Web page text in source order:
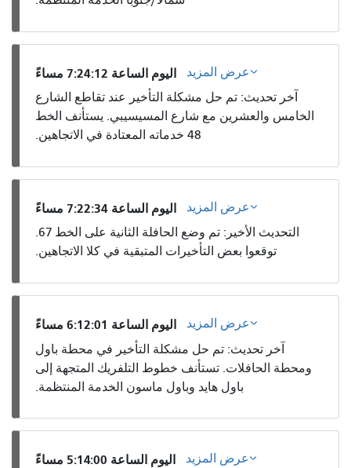
اليوم الساعة 7:24:12 مساءً
عرض المزيد
آخر تحديث: تم حل مشكلة التأخير عند تقاطع الشارع
الخامس والعشرين مع شارع المسيسيبي. يستأنف الخط
48 خدماته المعتادة في الاتجاهين.
اليوم الساعة 7:22:34 مساءً
عرض المزيد
التحديث الأخير: تم وضع الحافلة الثانية على الخط 67.
توقعوا بعض التأخيرات المتبقية في كلا الاتجاهين.
اليوم الساعة 6:12:01 مساءً
عرض المزيد
آخر تحديث: تم حل مشكلة التأخير في محطة باول
ومحطة الحافلات. تستأنف خطوط التلفريك المتجهة إلى
باول هايد وباول ماسون الخدمة المنتظمة.
اليوم الساعة 5:14:00 مساءً
عرض المزيد